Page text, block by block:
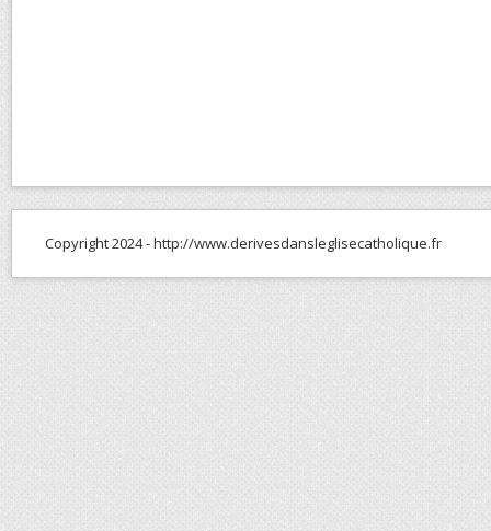
Copyright 2024 - http://www.derivesdansleglisecatholique.fr